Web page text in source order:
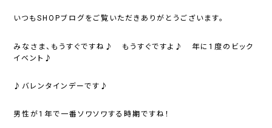
いつもSHOPブログをご覧いただきありがとうございます。
みなさま、もうすぐですね♪ もうすぐですよ♪ 年に1度のビック
イベント♪
♪バレンタインデーです♪
男性が1年で一番ソワソワする時期ですね！